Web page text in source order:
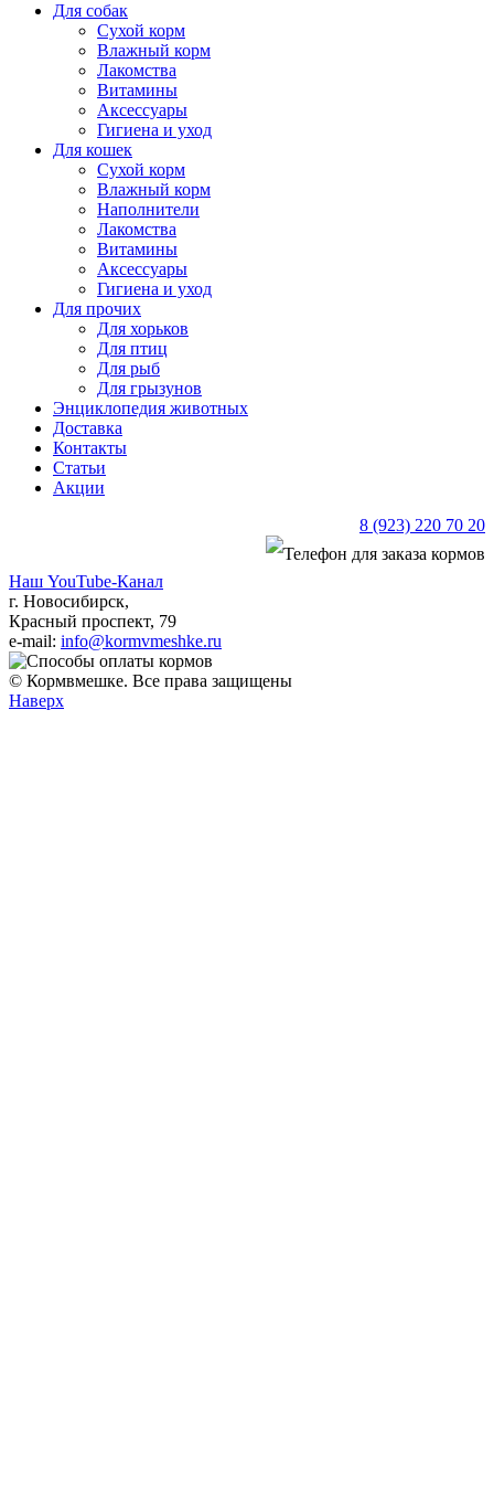
Для собак
Сухой корм
Влажный корм
Лакомства
Витамины
Аксессуары
Гигиена и уход
Для кошек
Сухой корм
Влажный корм
Наполнители
Лакомства
Витамины
Аксессуары
Гигиена и уход
Для прочих
Для хорьков
Для птиц
Для рыб
Для грызунов
Энциклопедия животных
Доставка
Контакты
Статьи
Акции
8 (923) 220 70 20
Наш YouTube-Канал
г. Новосибирск,
Красный проспект, 79
e-mail: info@kormvmeshke.ru
© Кормвмешке. Все права защищены
Наверх